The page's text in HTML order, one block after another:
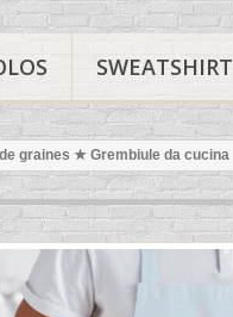
SWEATSHIRT
graines ★ Grembiule da cucina